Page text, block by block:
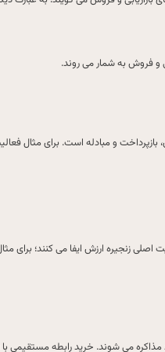
و فروش به شمار می روند.
و مبادله است. برای مثال
زنجیره ارزش ایفا می کنند؛ برای
می شوند. خرید رابطه مستقیمی با